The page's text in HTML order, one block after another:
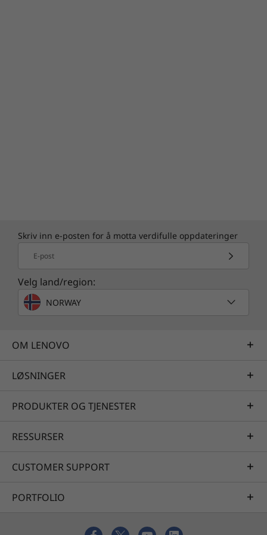
Skriv inn e-posten for å motta verdifulle oppdateringer
E-post
Velg land/region:
NORWAY
OM LENOVO
LØSNINGER
PRODUKTER OG TJENESTER
RESSURSER
CUSTOMER SUPPORT
PORTFOLIO